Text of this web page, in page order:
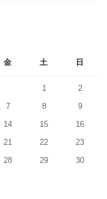
金 土 日
1
2
7 8
9
14 15
16
21 22
23
28 29
30